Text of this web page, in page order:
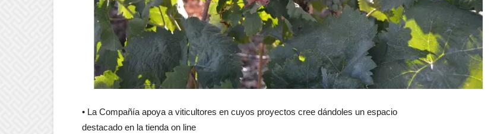
• La Compañía apoya a viticultores en cuyos proyectos cree dándoles un espacio
destacado en la tienda on line